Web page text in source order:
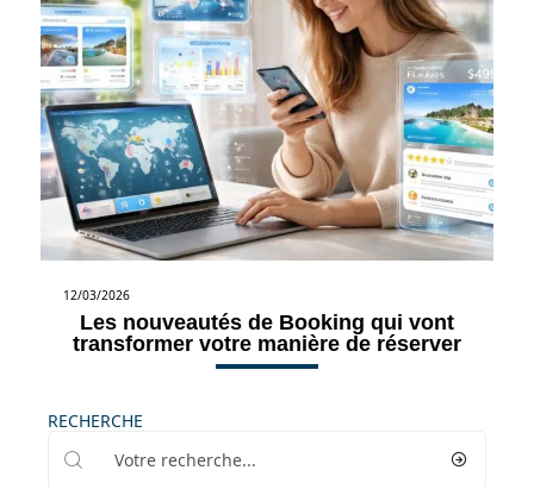
12/03/2026
Les nouveautés de Booking qui vont
transformer votre manière de réserver
RECHERCHE